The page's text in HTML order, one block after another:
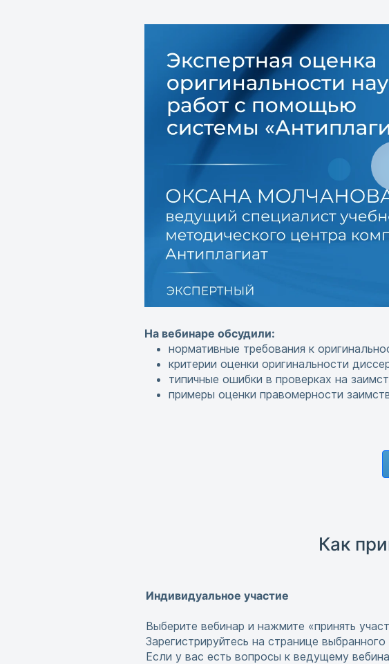
На вебинаре обсудили:
нормативные требования к
критерии оценки оригинальности
типичные ошибки в проверках на
примеры оценки правомерности
Как
Индивидуальное участие
Выберите вебинар и нажмите «принять
Зарегистрируйтесь на странице выбранного
Если у вас есть вопросы к ведущему